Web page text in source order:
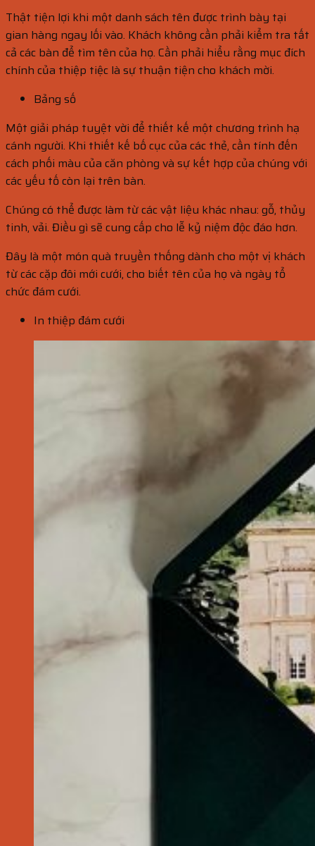
Thật tiện lợi khi một danh sách tên được trình bày tại
gian hàng ngay lối vào. Khách không cần phải kiểm tra tất
cả các bàn để tìm tên của họ. Cần phải hiểu rằng mục đích
chính của thiệp tiệc là sự thuận tiện cho khách mời.
Bảng số
Một giải pháp tuyệt vời để thiết kế một chương trình hạ
cánh người. Khi thiết kế bố cục của các thẻ, cần tính đến
cách phối màu của căn phòng và sự kết hợp của chúng với
các yếu tố còn lại trên bàn.
Chúng có thể được làm từ các vật liệu khác nhau: gỗ, thủy
tinh, vải. Điều gì sẽ cung cấp cho lễ kỷ niệm độc đáo hơn.
Đây là một món quà truyền thống dành cho một vị khách
từ các cặp đôi mới cưới, cho biết tên của họ và ngày tổ
chức đám cưới.
In thiệp đám cưới